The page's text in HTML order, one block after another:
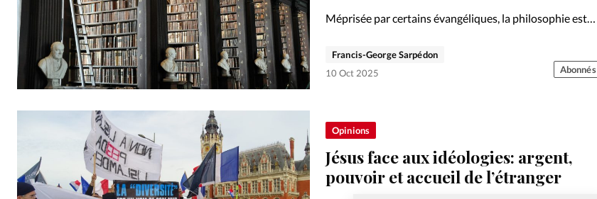
Méprisée par certains évangéliques, la philosophie est
monde et fonder sa foi sur la raison.
Francis-George Sarpédon
10 Oct 2025
Abonnés
Opinions
Jésus face aux idéologies: argent,
pouvoir et accueil de l’étranger